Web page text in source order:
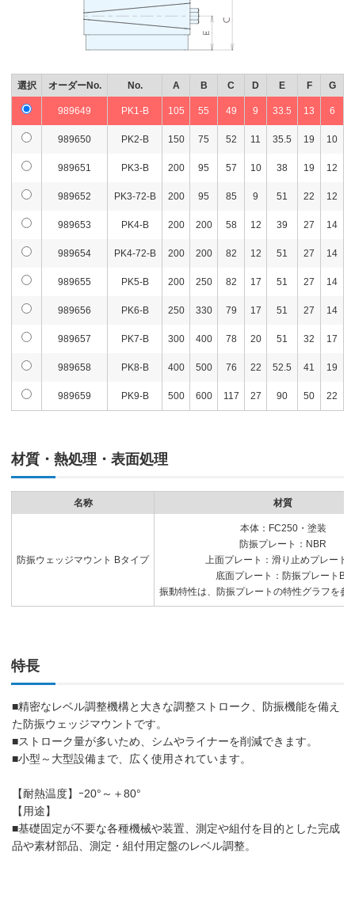
選択 オーダーNo. No. A B C D E F G
989649 PK1-B 105 55 49 9 33.5 13 6
989650 PK2-B 150 75 52 11 35.5 19 10
989651 PK3-B 200 95 57 10 38 19 12
989652 PK3-72-B 200 95 85 9 51 22 12
989653 PK4-B 200 200 58 12 39 27 14
989654 PK4-72-B 200 200 82 12 51 27 14
989655 PK5-B 200 250 82 17 51 27 14
989656 PK6-B 250 330 79 17 51 27 14
989657 PK7-B 300 400 78 20 51 32 17
989658 PK8-B 400 500 76 22 52.5 41 19
989659 PK9-B 500 600 117 27 90 50 22
材質・熱処理・表面処理
名称 材質
防振ウェッジマウント Bタイプ
本体：FC250・塗装
防振プレート：NBR
上面プレート：滑り止めプレート
底面プレート：防振プレートB0
振動特性は、防振プレートの特性グラフを参
特長
■精密なレベル調整機構と大きな調整ストローク、防振機能を備え
た防振ウェッジマウントです。
■ストローク量が多いため、シムやライナーを削減できます。
■小型～大型設備まで、広く使用されています。
【耐熱温度】ｰ20°～＋80°
【用途】
■基礎固定が不要な各種機械や装置、測定や組付を目的とした完成
品や素材部品、測定・組付用定盤のレベル調整。